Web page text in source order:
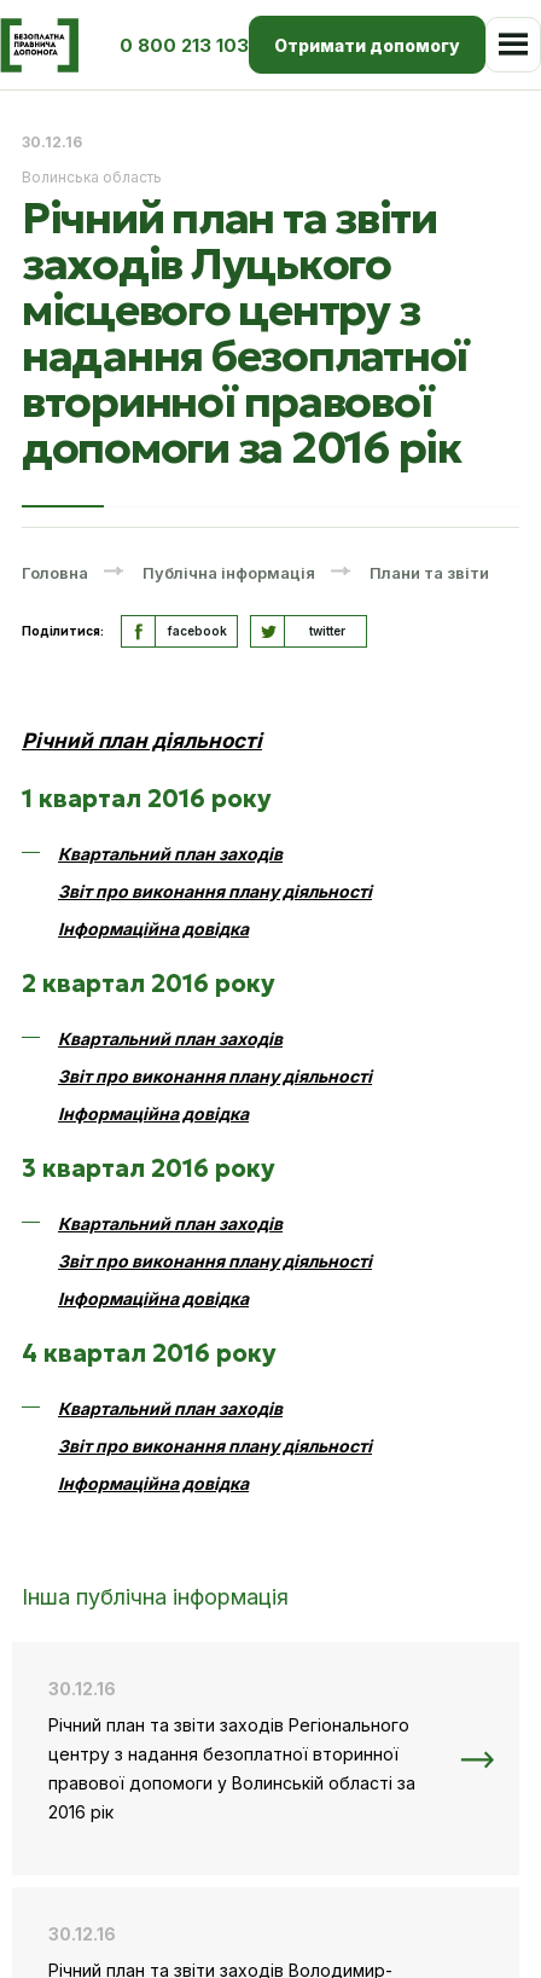
0 800 213 103 Отримати допомогу
30.12.16
Волинська область
Річний план та звіти
заходів Луцького
місцевого центру з
надання безоплатної
вторинної правової
допомоги за 2016 рік
Головна Публічна інформація Плани та звіти
Поділитися: facebook twitter
Річний план діяльності
1 квартал 2016 року
Квартальний план заходів
Звіт про виконання плану діяльності
Інформаційна довідка
2 квартал 2016 року
Квартальний план заходів
Звіт про виконання плану діяльності
Інформаційна довідка
3 квартал 2016 року
Квартальний план заходів
Звіт про виконання плану діяльності
Інформаційна довідка
4 квартал 2016 року
Квартальний план заходів
Звіт про виконання плану діяльності
Інформаційна довідка
Інша публічна інформація
30.12.16
Річний план та звіти заходів Регіонального
центру з надання безоплатної вторинної
правової допомоги у Волинській області за
2016 рік
30.12.16
Річний план та звіти заходів Володимир-